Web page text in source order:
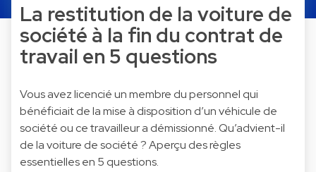
La restitution de la voiture de
société à la fin du contrat de
travail en 5 questions
Vous avez licencié un membre du personnel qui
bénéficiait de la mise à disposition d’un véhicule de
société ou ce travailleur a démissionné. Qu’advient-il
de la voiture de société ? Aperçu des règles
essentielles en 5 questions.